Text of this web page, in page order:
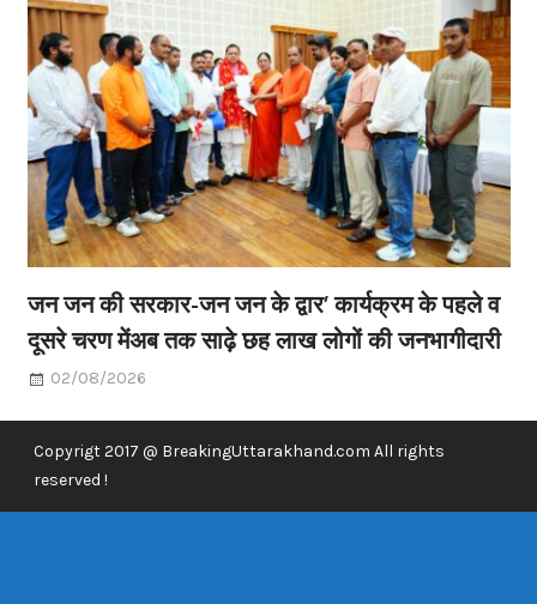
जन जन की सरकार-जन जन के द्वार’ कार्यक्रम के पहले व
दूसरे चरण मेंअब तक साढ़े छह लाख लोगों की जनभागीदारी
02/08/2026
Copyrigt 2017 @ BreakingUttarakhand.com All rights
reserved !